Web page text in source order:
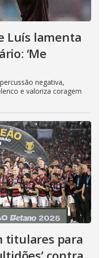
Luís lamenta
‘Me
negativa,
e valoriza coragem
titulares para